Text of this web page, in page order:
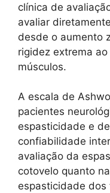
clínica de
avaliar
desde o aumento
rigidez extrema
músculos.
A escala de
pacientes
espasticidade e
confiabilidade
avaliação da
cotovelo quanto
espasticidade dos